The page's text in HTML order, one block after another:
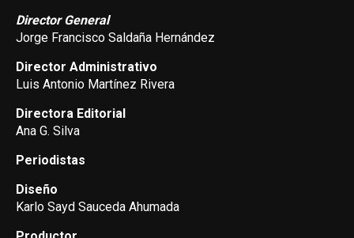
Director General
Jorge Francisco Saldaña Hernández
Director Administrativo
Luis Antonio Martínez Rivera
Directora Editorial
Ana G. Silva
Periodistas
Diseño
Karlo Sayd Sauceda Ahumada